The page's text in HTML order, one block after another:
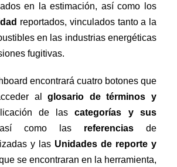
en la estimación, así como los
reportados, vinculados tanto a la
en las industrias energéticas
fugitivas.
encontrará cuatro botones que
alglosario de términos y
de las categorías y sus
como las referencias de
y las Unidades de reporte y
se encontraran en la herramienta,